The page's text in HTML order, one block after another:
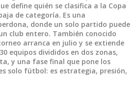
define quién se clasifica a la Copa
de categoría. Es una
donde un solo partido puede
club entero. También conocido
arranca en julio y se extiende
equipos divididos en dos zonas,
y una fase final que pone los
solo fútbol: es estrategia, presión,